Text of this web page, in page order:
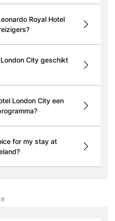
Royal Hotel
City geschikt
London City een
for my stay at